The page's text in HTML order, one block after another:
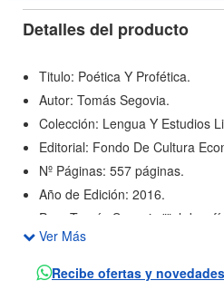
Detalles del producto
Titulo: Poética Y Profética.
Autor: Tomás Segovia.
Colección: Lengua Y Estudios
Editorial: Fondo De Cultura
Nº Páginas: 557 páginas.
Año de Edición: 2016.
Para Tomás Segovia ""el
libro donde pueda uno pensar
que eso paralice el lenguaje
Ver Más
Recibe ofertas y